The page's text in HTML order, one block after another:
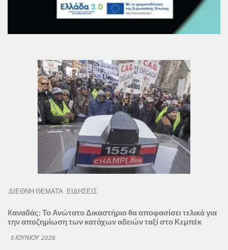
ΔΙΕΘΝΗ ΘΕΜΑΤΑ ΕΙΔΗΣΕΙΣ
Kαναδάς: Το Ανώτατο Δικαστήριο θα αποφασίσει τελικά για
την αποζημίωση των κατόχων αδειών ταξί στο Κεμπέκ
5 ΙΟΥΝΊΟΥ 2026